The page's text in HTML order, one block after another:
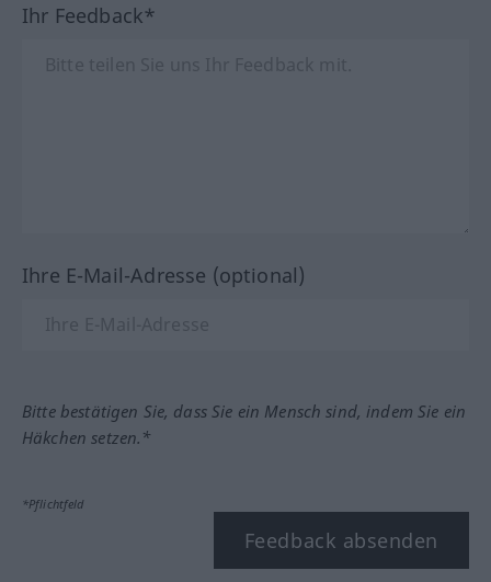
Ihr Feedback*
Ihre E-Mail-Adresse (optional)
Bitte bestätigen Sie, dass Sie ein Mensch sind, indem Sie ein
Häkchen setzen.*
*Pflichtfeld
Feedback absenden